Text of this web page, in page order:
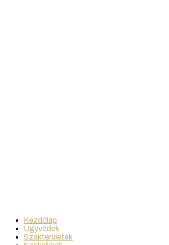
Kezdőlap
Ügyvédek
Szakterületek